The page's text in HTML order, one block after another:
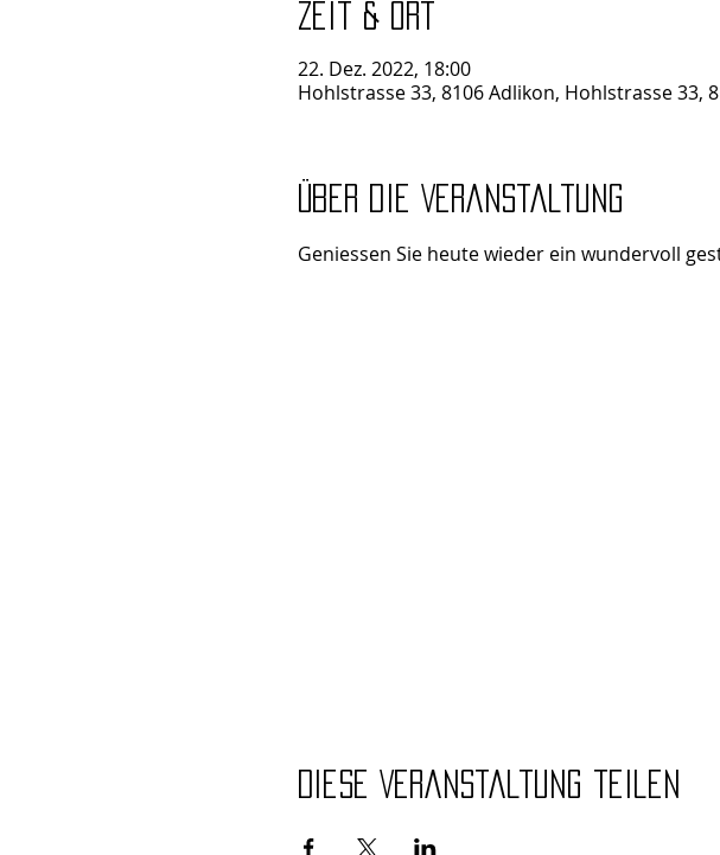
Zeit & Ort
22. Dez. 2022, 18:00
Hohlstrasse 33, 8106 Adlikon, Hohlstrasse 33,
Über die Veranstaltung
Geniessen Sie heute wieder ein wundervoll
Diese Veranstaltung teilen